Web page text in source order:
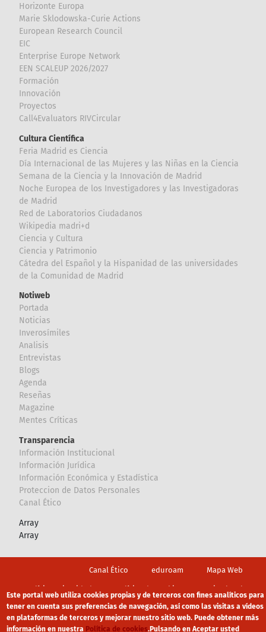
Horizonte Europa
Marie Sklodowska-Curie Actions
European Research Council
EIC
Enterprise Europe Network
EEN SCALEUP 2026/2027
Formación
Innovación
Proyectos
Call4Evaluators RIVCircular
Cultura Científica
Feria Madrid es Ciencia
Día Internacional de las Mujeres y las Niñas en la Ciencia
Semana de la Ciencia y la Innovación de Madrid
Noche Europea de los Investigadores y las Investigadoras
de Madrid
Red de Laboratorios Ciudadanos
Wikipedia madri+d
Ciencia y Cultura
Ciencia y Patrimonio
Cátedra del Español y la Hispanidad de las universidades
de la Comunidad de Madrid
Notiweb
Portada
Noticias
Inverosímiles
Analisis
Entrevistas
Blogs
Agenda
Reseñas
Magazine
Mentes Críticas
Transparencia
Información Institucional
Información Jurídica
Información Económica y Estadística
Proteccion de Datos Personales
Canal Ético
Array
Array
Canal Ético eduroam Mapa Web
Política privacidad Política de cookies Aviso legal
Este portal web utiliza cookies propias y de terceros con fines analíticos para
tener en cuenta sus preferencias de navegación, así como las visitas a vídeos
en plataformas de terceros y mejorar nuestro sitio web. Puede obtener más
información en nuestra Política de cookies.Pulsando en Aceptar usted